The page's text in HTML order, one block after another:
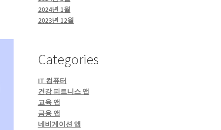
2024년 1월
2023년 12월
Categories
IT 컴퓨터
건강 피트니스 앱
교육 앱
금융 앱
네비게이션 앱